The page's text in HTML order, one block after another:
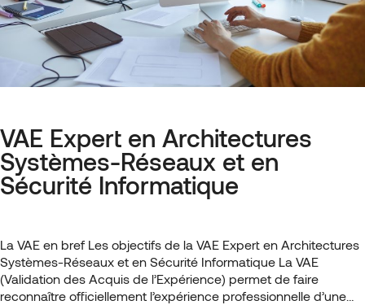
VAE Expert en Architectures
Systèmes-Réseaux et en
Sécurité Informatique
La VAE en bref Les objectifs de la VAE Expert en Architectures
Systèmes-Réseaux et en Sécurité Informatique La VAE
(Validation des Acquis de l’Expérience) permet de faire
reconnaître officiellement l’expérience professionnelle d’une